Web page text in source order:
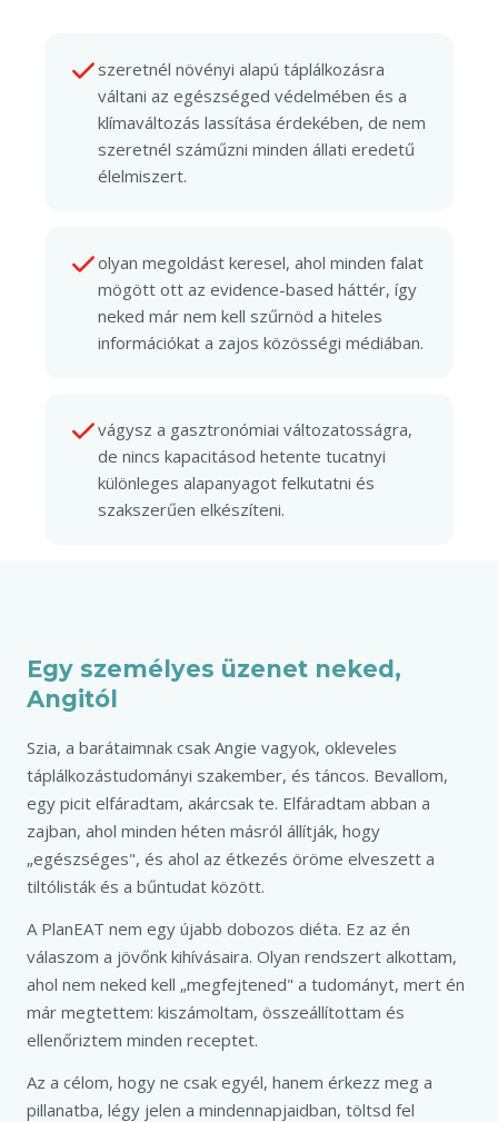
szeretnél növényi alapú táplálkozásra
váltani az egészséged védelmében és a
klímaváltozás lassítása érdekében, de nem
szeretnél száműzni minden állati eredetű
élelmiszert.
olyan megoldást keresel, ahol minden falat
mögött ott az evidence-based háttér, így
neked már nem kell szűrnöd a hiteles
információkat a zajos közösségi médiában.
vágysz a gasztronómiai változatosságra,
de nincs kapacitásod hetente tucatnyi
különleges alapanyagot felkutatni és
szakszerűen elkészíteni.
Egy személyes üzenet neked,
Angitól
Szia, a barátaimnak csak Angie vagyok, okleveles
táplálkozástudományi szakember, és táncos. Bevallom,
egy picit elfáradtam, akárcsak te. Elfáradtam abban a
zajban, ahol minden héten másról állítják, hogy
„egészséges", és ahol az étkezés öröme elveszett a
tiltólisták és a bűntudat között.
A PlanEAT nem egy újabb dobozos diéta. Ez az én
válaszom a jövőnk kihívásaira. Olyan rendszert alkottam,
ahol nem neked kell „megfejtened" a tudományt, mert én
már megtettem: kiszámoltam, összeállítottam és
ellenőriztem minden receptet.
Az a célom, hogy ne csak egyél, hanem érkezz meg a
pillanatba, légy jelen a mindennapjaidban, töltsd fel